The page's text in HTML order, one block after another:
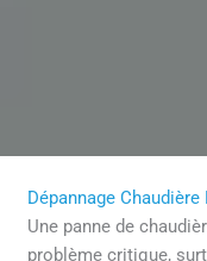
Dépannage
Une panne de
problème critique,